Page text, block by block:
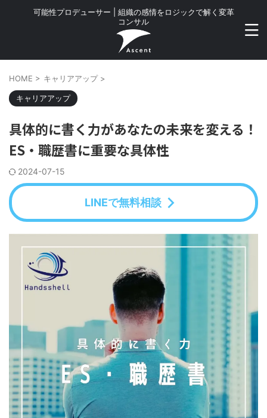
可能性プロデューサー | 組織の感情をロジックで解く変革
コンサル
HOME > キャリアアップ >
キャリアアップ
具体的に書く力があなたの未来を変える！
ES・職歴書に重要な具体性
2024-07-15
LINEで無料相談